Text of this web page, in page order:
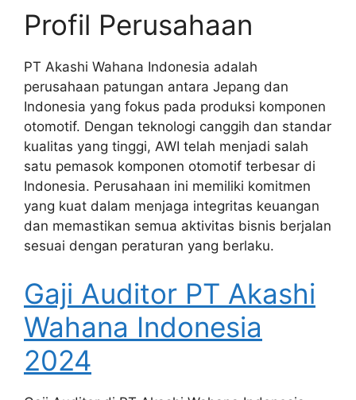
Profil Perusahaan
PT Akashi Wahana Indonesia adalah
perusahaan patungan antara Jepang dan
Indonesia yang fokus pada produksi komponen
otomotif. Dengan teknologi canggih dan standar
kualitas yang tinggi, AWI telah menjadi salah
satu pemasok komponen otomotif terbesar di
Indonesia. Perusahaan ini memiliki komitmen
yang kuat dalam menjaga integritas keuangan
dan memastikan semua aktivitas bisnis berjalan
sesuai dengan peraturan yang berlaku.
Gaji Auditor PT Akashi
Wahana Indonesia
2024